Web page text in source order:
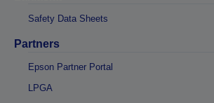
Safety Data Sheets
Partners
Epson Partner Portal
LPGA